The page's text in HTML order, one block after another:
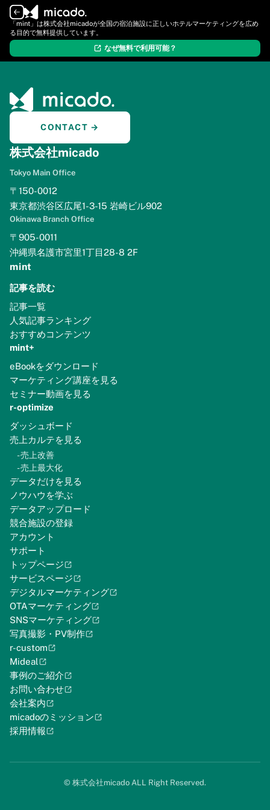
「mint」は株式会社micadoが全国の宿泊施設に正しいホテルマーケティングを広め
る目的で無料提供しています。
なぜ無料で利用可能？
ログイン 新規登録
CONTACT →
株式会社micado
Tokyo Main Office
〒150-0012
東京都渋谷区広尾1-3-15 岩崎ビル902
Okinawa Branch Office
〒905-0011
沖縄県名護市宮里1丁目28-8 2F
mint
記事を読む
記事一覧
人気記事ランキング
おすすめコンテンツ
mint+
eBookをダウンロード
マーケティング講座を見る
セミナー動画を見る
r-optimize
ダッシュボード
売上カルテを見る
-売上改善
-売上最大化
データだけを見る
ノウハウを学ぶ
データアップロード
競合施設の登録
アカウント
サポート
トップページ
サービスページ
デジタルマーケティング
OTAマーケティング
SNSマーケティング
写真撮影・PV制作
r-custom
Mideal
事例のご紹介
お問い合わせ
会社案内
micadoのミッション
採用情報
©︎ 株式会社micado ALL Right Reserved.